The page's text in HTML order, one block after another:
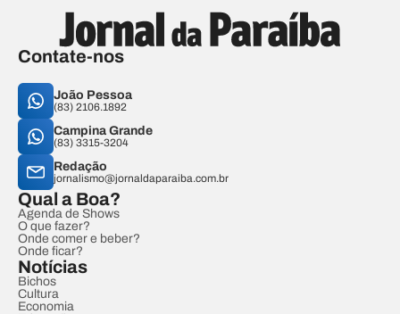
Contate-nos
João Pessoa
(83) 2106.1892
Campina Grande
(83) 3315-3204
Redação
jornalismo@jornaldaparaiba.com.br
Qual a Boa?
Agenda de Shows
O que fazer?
Onde comer e beber?
Onde ficar?
Notícias
Bichos
Cultura
Economia